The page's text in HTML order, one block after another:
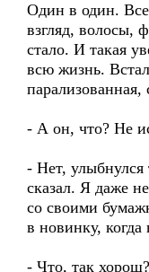
Один в один.
взгляд, волосы,
стало. И такая
всю жизнь.
парализованная,
- А он, что? Не
- Нет, улыбнулся
сказал. Я даже
со своими
в новинку, когда
- Что, так хорош?